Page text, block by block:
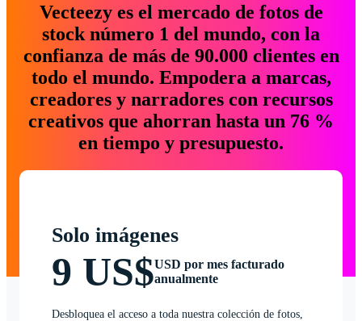
Vecteezy es el mercado de fotos de
stock número 1 del mundo, con la
confianza de más de 90.000 clientes en
todo el mundo. Empodera a marcas,
creadores y narradores con recursos
creativos que ahorran hasta un 76 %
en tiempo y presupuesto.
Solo imágenes
9 US$USD por mes facturado
anualmente
Desbloquea el acceso a toda nuestra colección de fotos,